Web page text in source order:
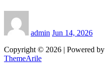
admin Jun 14, 2026
Copyright © 2026 | Powered by
ThemeArile